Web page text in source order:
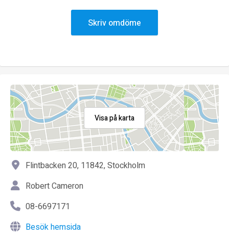
Skriv omdöme
Visa på karta
Flintbacken 20, 11842, Stockholm
Robert Cameron
08-6697171
Besök hemsida